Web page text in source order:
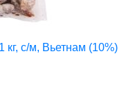
кг, с/м, Вьетнам (10%)